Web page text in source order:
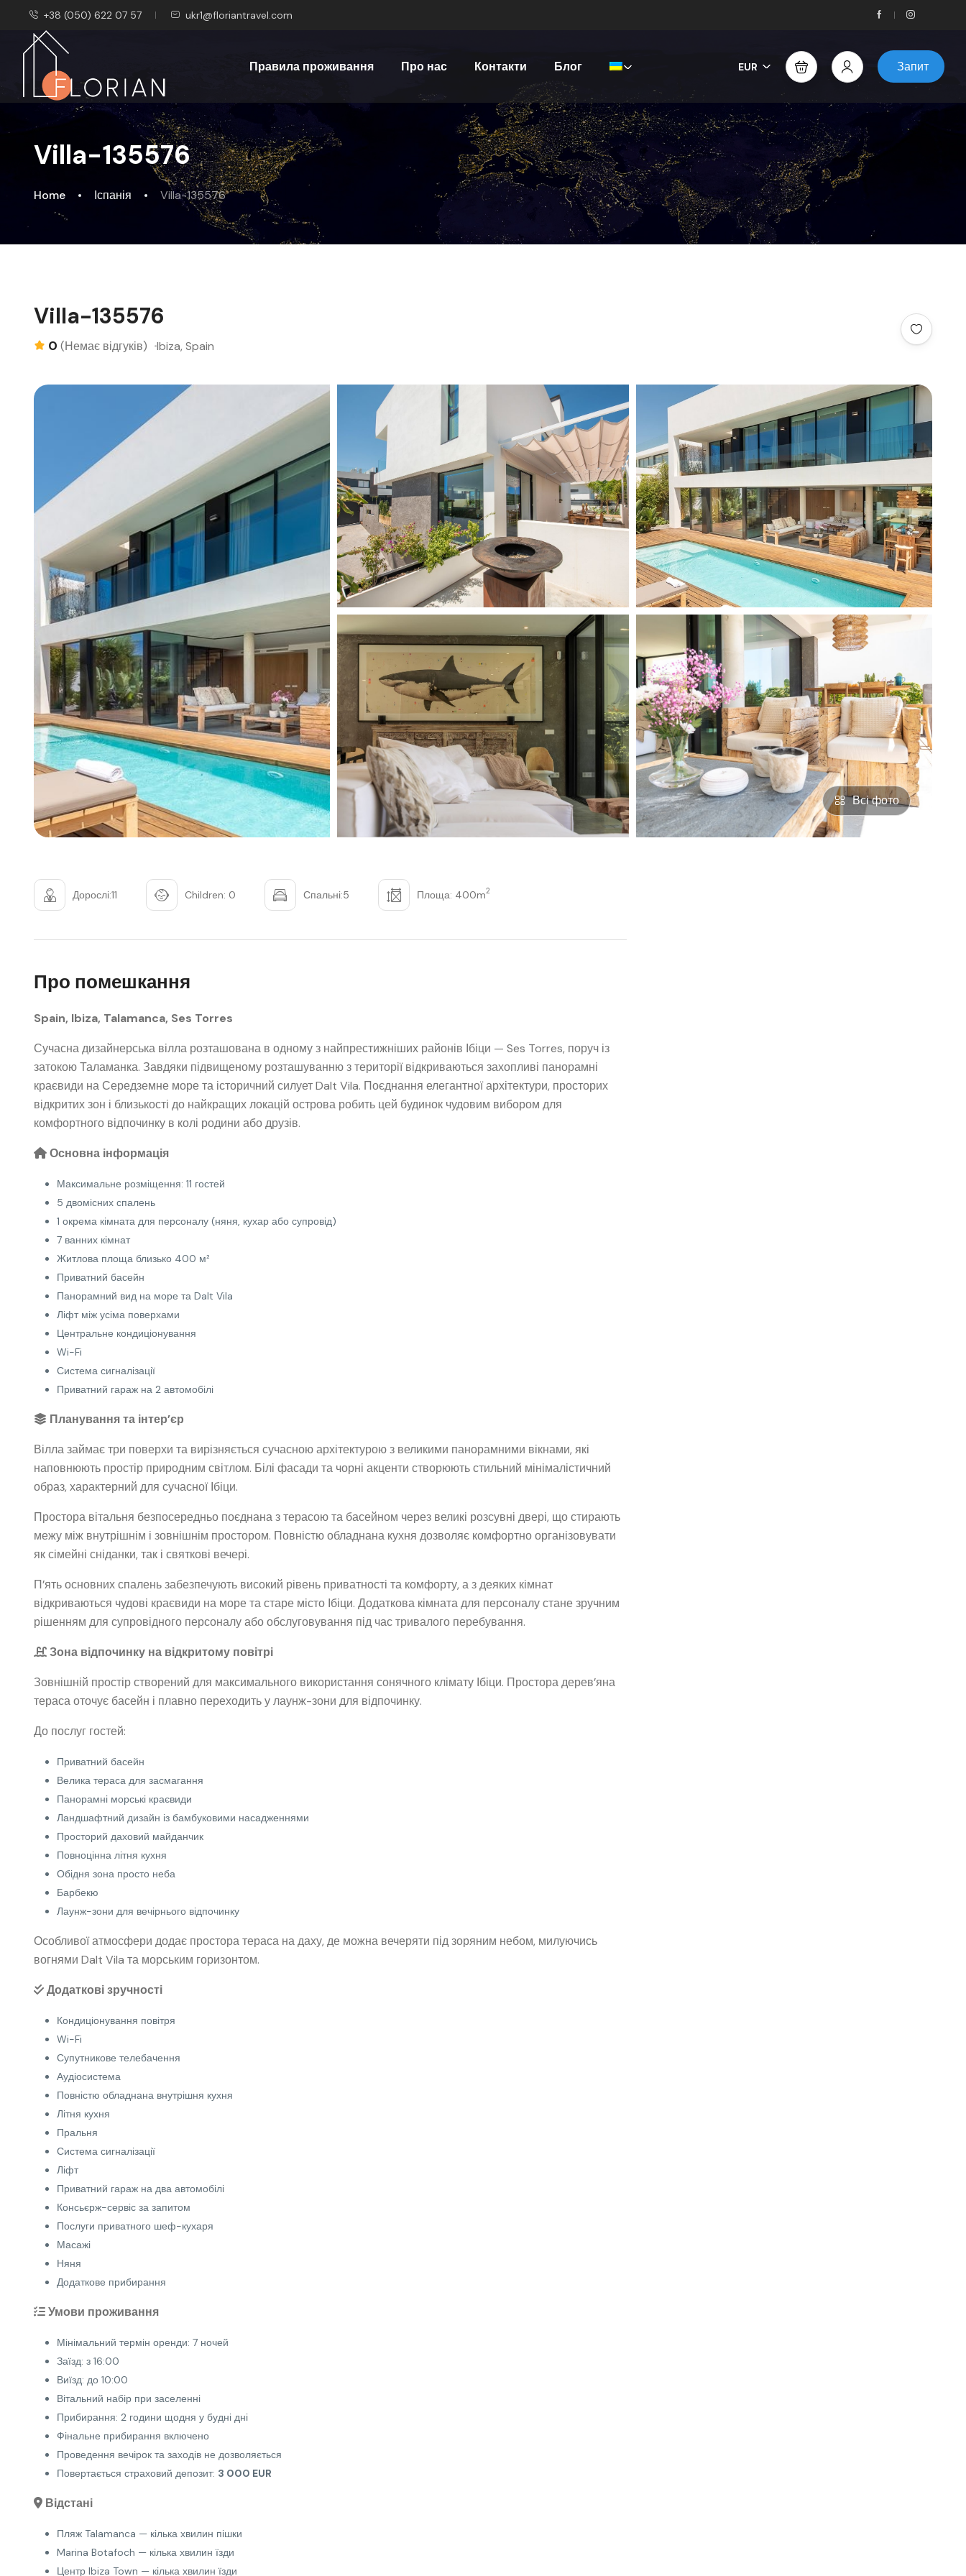
+38 (050) 622 07 57 ukr1@floriantravel.com
Правила проживання Про нас Контакти Блог EUR Запит
Villa-135576
Home Іспанія Villa-135576
Villa-135576
0 (Немає відгуків) Ibiza, Spain
Всі фото
Дорослі:11 Children: 0 Спальні:5 Площа: 400m2
Про помешкання
Spain, Ibiza, Talamanca, Ses Torres
Сучасна дизайнерська вілла розташована в одному з найпрестижніших районів Ібіци — Ses Torres, поруч із
затокою Таламанка. Завдяки підвищеному розташуванню з території відкриваються захопливі панорамні
краєвиди на Середземне море та історичний силует Dalt Vila. Поєднання елегантної архітектури, просторих
відкритих зон і близькості до найкращих локацій острова робить цей будинок чудовим вибором для
комфортного відпочинку в колі родини або друзів.
Основна інформація
Максимальне розміщення: 11 гостей
5 двомісних спалень
1 окрема кімната для персоналу (няня, кухар або супровід)
7 ванних кімнат
Житлова площа близько 400 м²
Приватний басейн
Панорамний вид на море та Dalt Vila
Ліфт між усіма поверхами
Центральне кондиціонування
Wi-Fi
Система сигналізації
Приватний гараж на 2 автомобілі
Планування та інтер’єр
Вілла займає три поверхи та вирізняється сучасною архітектурою з великими панорамними вікнами, які
наповнюють простір природним світлом. Білі фасади та чорні акценти створюють стильний мінімалістичний
образ, характерний для сучасної Ібіци.
Простора вітальня безпосередньо поєднана з терасою та басейном через великі розсувні двері, що стирають
межу між внутрішнім і зовнішнім простором. Повністю обладнана кухня дозволяє комфортно організовувати
як сімейні сніданки, так і святкові вечері.
П’ять основних спалень забезпечують високий рівень приватності та комфорту, а з деяких кімнат
відкриваються чудові краєвиди на море та старе місто Ібіци. Додаткова кімната для персоналу стане зручним
рішенням для супровідного персоналу або обслуговування під час тривалого перебування.
Зона відпочинку на відкритому повітрі
Зовнішній простір створений для максимального використання сонячного клімату Ібіци. Простора дерев’яна
тераса оточує басейн і плавно переходить у лаунж-зони для відпочинку.
До послуг гостей:
Приватний басейн
Велика тераса для засмагання
Панорамні морські краєвиди
Ландшафтний дизайн із бамбуковими насадженнями
Просторий даховий майданчик
Повноцінна літня кухня
Обідня зона просто неба
Барбекю
Лаунж-зони для вечірнього відпочинку
Особливої атмосфери додає простора тераса на даху, де можна вечеряти під зоряним небом, милуючись
вогнями Dalt Vila та морським горизонтом.
Додаткові зручності
Кондиціонування повітря
Wi-Fi
Супутникове телебачення
Аудіосистема
Повністю обладнана внутрішня кухня
Літня кухня
Пральня
Система сигналізації
Ліфт
Приватний гараж на два автомобілі
Консьєрж-сервіс за запитом
Послуги приватного шеф-кухаря
Масажі
Няня
Додаткове прибирання
Умови проживання
Мінімальний термін оренди: 7 ночей
Заїзд: з 16:00
Виїзд: до 10:00
Вітальний набір при заселенні
Прибирання: 2 години щодня у будні дні
Фінальне прибирання включено
Проведення вечірок та заходів не дозволяється
Повертається страховий депозит: 3 000 EUR
Відстані
Пляж Talamanca — кілька хвилин пішки
Marina Botafoch — кілька хвилин їзди
Центр Ibiza Town — кілька хвилин їзди